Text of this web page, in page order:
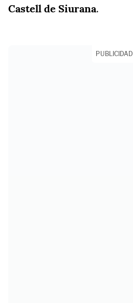
Castell de Siurana.
PUBLICIDAD